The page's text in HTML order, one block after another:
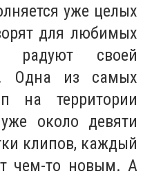
уже целых
для любимых
радуют своей
Одна из самых
на территории
около девяти
клипов, каждый
чем-то новым. А